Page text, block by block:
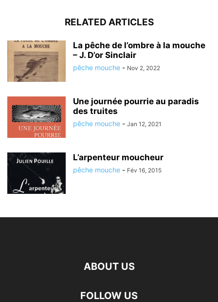
RELATED ARTICLES
La pêche de l’ombre à la mouche
– J. D’or Sinclair
pêche mouche - Nov 2, 2022
Une journée pourrie au paradis
des truites
pêche mouche - Jan 12, 2021
L’arpenteur moucheur
pêche mouche - Fév 16, 2015
ABOUT US
FOLLOW US